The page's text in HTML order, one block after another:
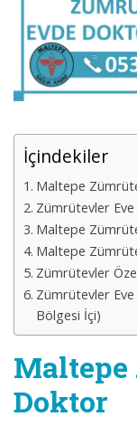
İçindekiler
Maltepe
Zümrütevler
Maltepe
Maltepe
Zümrütevler
Zümrütevler
Bölgesi İçi)
Doktor